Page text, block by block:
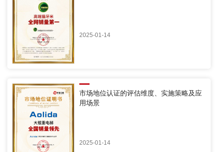
2025-01-14
市场地位认证的评估维度、实施策略及应
用场景
2025-01-14